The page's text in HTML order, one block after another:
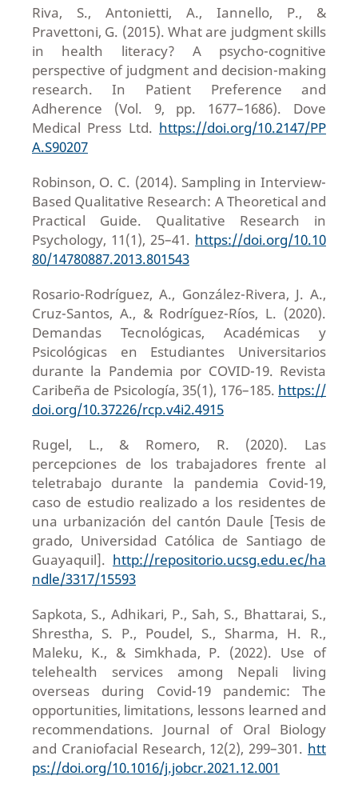
Riva, S., Antonietti, A., Iannello, P., &
Pravettoni, G. (2015). What are judgment skills
in health literacy? A psycho-cognitive
perspective of judgment and decision-making
research. In Patient Preference and
Adherence (Vol. 9, pp. 1677–1686). Dove
Medical Press Ltd. https://doi.org/10.2147/PP
A.S90207
Robinson, O. C. (2014). Sampling in Interview-
Based Qualitative Research: A Theoretical and
Practical Guide. Qualitative Research in
Psychology, 11(1), 25–41. https://doi.org/10.10
80/14780887.2013.801543
Rosario-Rodríguez, A., González-Rivera, J. A.,
Cruz-Santos, A., & Rodríguez-Ríos, L. (2020).
Demandas Tecnológicas, Académicas y
Psicológicas en Estudiantes Universitarios
durante la Pandemia por COVID-19. Revista
Caribeña de Psicología, 35(1), 176–185. https://
doi.org/10.37226/rcp.v4i2.4915
Rugel, L., & Romero, R. (2020). Las
percepciones de los trabajadores frente al
teletrabajo durante la pandemia Covid-19,
caso de estudio realizado a los residentes de
una urbanización del cantón Daule [Tesis de
grado, Universidad Católica de Santiago de
Guayaquil]. http://repositorio.ucsg.edu.ec/ha
ndle/3317/15593
Sapkota, S., Adhikari, P., Sah, S., Bhattarai, S.,
Shrestha, S. P., Poudel, S., Sharma, H. R.,
Maleku, K., & Simkhada, P. (2022). Use of
telehealth services among Nepali living
overseas during Covid-19 pandemic: The
opportunities, limitations, lessons learned and
recommendations. Journal of Oral Biology
and Craniofacial Research, 12(2), 299–301. htt
ps://doi.org/10.1016/j.jobcr.2021.12.001